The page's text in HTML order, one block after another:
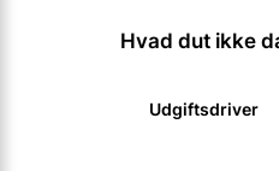
Hvad dut ikke
Udgiftsdriver